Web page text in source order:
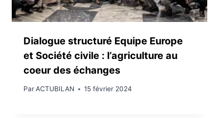
Dialogue structuré Equipe Europe
et Société civile : l’agriculture au
coeur des échanges
ParACTUBILAN 15 février 2024